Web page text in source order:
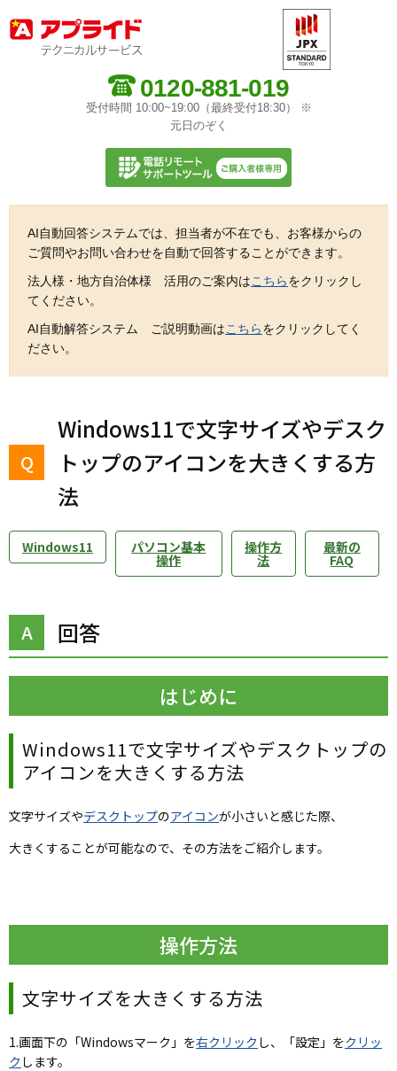
0120-881-019
受付時間 10:00~19:00（最終受付18:30） ※
元日のぞく
AI自動回答システムでは、担当者が不在でも、お客様からの
ご質問やお問い合わせを自動で回答することができます。
法人様・地方自治体様 活用のご案内はこちらをクリックし
てください。
AI自動解答システム ご説明動画はこちらをクリックしてく
ださい。
Windows11で文字サイズやデスク
トップのアイコンを大きくする方
法
Windows11 パソコン基本
操作
操作方
法
最新の
FAQ
回答
はじめに
Windows11で文字サイズやデスクトップの
アイコンを大きくする方法
文字サイズやデスクトップのアイコンが小さいと感じた際、
大きくすることが可能なので、 その方法をご紹介します。
操作方法
文字サイズを大きく する方法
1.画面下の「Windowsマーク」を右クリック し、「設定」をクリッ
ク します。